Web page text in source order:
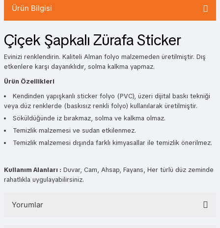
Ürün Bilgisi
Çiçek Şapkalı Zürafa Sticker
Evinizi renklendirin. Kaliteli Alman folyo malzemeden üretilmiştir. Dış
etkenlere karşı dayanıklıdır, solma kalkma yapmaz.
Ürün Özellikleri
Kendinden yapışkanlı sticker folyo (PVC), üzeri dijital baskı tekniği
veya düz renklerde (baskısız renkli folyo) kullanılarak üretilmiştir.
Söküldüğünde iz bırakmaz, solma ve kalkma olmaz.
Temizlik malzemesi ve sudan etkilenmez.
Temizlik malzemesi dışında farklı kimyasallar ile temizlik önerilmez.
Kullanım Alanları : Duvar, Cam, Ahsap, Fayans, Her türlü düz zeminde
rahatlıkla uygulayabilirsiniz.
Yorumlar